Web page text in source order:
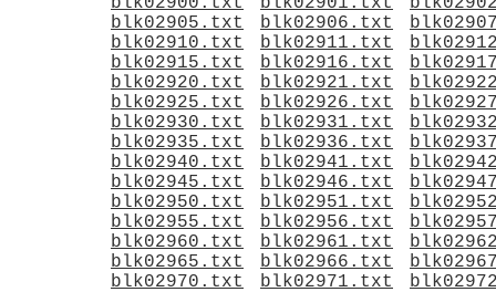
blk02905.txt
blk02906.txt
blk02910.txt
blk02911.txt
blk02915.txt
blk02916.txt
blk02920.txt
blk02921.txt
blk02925.txt
blk02926.txt
blk02930.txt
blk02931.txt
blk02935.txt
blk02936.txt
blk02940.txt
blk02941.txt
blk02945.txt
blk02946.txt
blk02950.txt
blk02951.txt
blk02955.txt
blk02956.txt
blk02960.txt
blk02961.txt
blk02965.txt
blk02966.txt
blk02970.txt
blk02971.txt